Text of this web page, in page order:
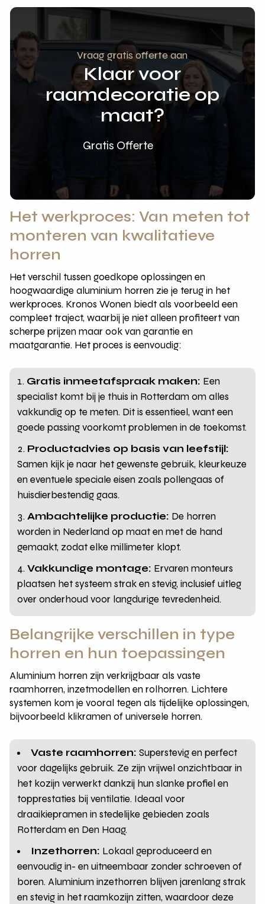
Vraag gratis offerte aan
Klaar voor
raamdecoratie op
maat?
Gratis Offerte
Het werkproces: Van meten tot
monteren van kwalitatieve
horren
Het verschil tussen goedkope oplossingen en
hoogwaardige aluminium horren zie je terug in het
werkproces. Kronos Wonen biedt als voorbeeld een
compleet traject, waarbij je niet alleen profiteert van
scherpe prijzen maar ook van garantie en
maatgarantie. Het proces is eenvoudig:
Gratis inmeetafspraak maken: Een
specialist komt bij je thuis in Rotterdam om alles
vakkundig op te meten. Dit is essentieel, want een
goede passing voorkomt problemen in de toekomst.
Productadvies op basis van leefstijl:
Samen kijk je naar het gewenste gebruik, kleurkeuze
en eventuele speciale eisen zoals pollengaas of
huisdierbestendig gaas.
Ambachtelijke productie: De horren
worden in Nederland op maat en met de hand
gemaakt, zodat elke millimeter klopt.
Vakkundige montage: Ervaren monteurs
plaatsen het systeem strak en stevig, inclusief uitleg
over onderhoud voor langdurige tevredenheid.
Belangrijke verschillen in type
horren en hun toepassingen
Aluminium horren zijn verkrijgbaar als vaste
raamhorren, inzetmodellen en rolhorren. Lichtere
systemen kom je vooral tegen als tijdelijke oplossingen,
bijvoorbeeld klikramen of universele horren.
Vaste raamhorren: Superstevig en perfect
voor dagelijks gebruik. Ze zijn vrijwel onzichtbaar in
het kozijn verwerkt dankzij hun slanke profiel en
topprestaties bij ventilatie. Ideaal voor
draaikiepramen in stedelijke gebieden zoals
Rotterdam en Den Haag.
Inzethorren: Lokaal geproduceerd en
eenvoudig in- en uitneembaar zonder schroeven of
boren. Aluminium inzethorren blijven jarenlang strak
en stevig in het raamkozijn zitten, waardoor deze